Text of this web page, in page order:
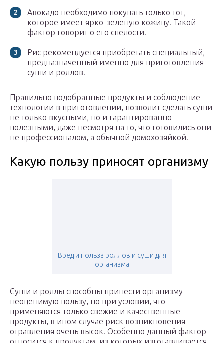
Авокадо необходимо покупать только тот,
которое имеет ярко-зеленую кожицу. Такой
фактор говорит о его спелости.
Рис рекомендуется приобретать специальный,
предназначенный именно для приготовления
суши и роллов.
Правильно подобранные продукты и соблюдение
технологии в приготовлении, позволит сделать суши
не только вкусными, но и гарантированно
полезными, даже несмотря на то, что готовились они
не профессионалом, а обычной домохозяйкой.
Какую пользу приносят организму
Вред и польза роллов и суши для
организма
Суши и роллы способны принести организму
неоценимую пользу, но при условии, что
применяются только свежие и качественные
продукты, в ином случае риск возникновения
отравления очень высок. Особенно данный фактор
относится к продуктам, из которых изготавливается